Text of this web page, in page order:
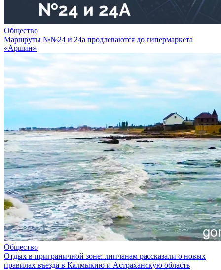
Общество
Маршруты №№24 и 24а продлеваются до гипермаркета
«Аршин»
Общество
Отдых в приграничной зоне: липчанам рассказали о новых
правилах въезда в Калмыкию и Астраханскую область